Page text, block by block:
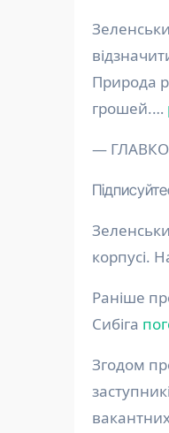
Зеленський: Тільки цими місяцями мінус 10% російської нафтопереробки. Важливо також
Природа
грошей.…
—
корпусі.
Раніше
Сибіга
Згодом